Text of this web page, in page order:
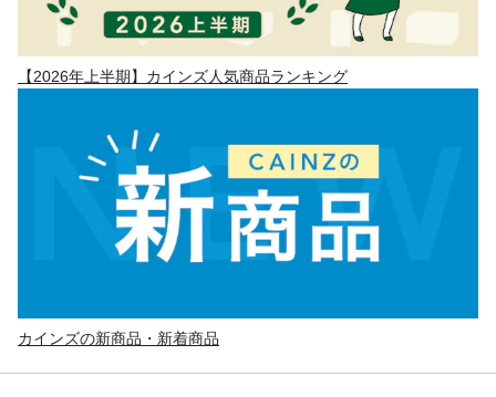
【2026年上半期】カインズ人気商品ランキング
カインズの新商品・新着商品